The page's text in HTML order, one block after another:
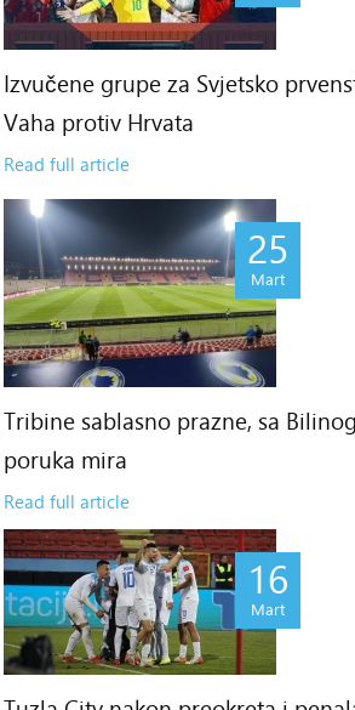
Izvučene grupe za Svjetsko
Vaha protiv Hrvata
Read full article
25
Mart
Tribine sablasno prazne, sa
poruka mira
Read full article
16
Mart